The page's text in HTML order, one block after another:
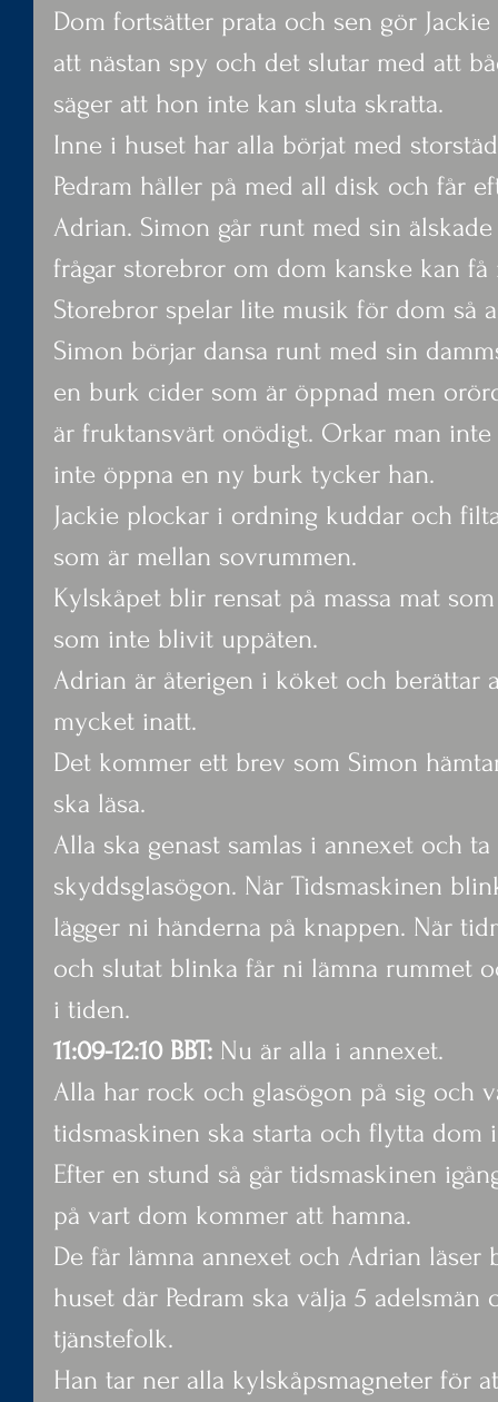
Dom fortsätter prata och sen gör
att nästan spy och det slutar med att
säger att hon inte kan sluta skratta.
Inne i huset har alla börjat med
Pedram håller på med all disk och får
Adrian. Simon går runt med sin
frågar storebror om dom kanske kan
Storebror spelar lite musik för dom så
Simon börjar dansa runt med sin
en burk cider som är öppnad men
är fruktansvärt onödigt. Orkar man
inte öppna en ny burk tycker han.
Jackie plockar i ordning kuddar och
som är mellan sovrummen.
Kylskåpet blir rensat på massa mat
som inte blivit uppäten.
Adrian är återigen i köket och berättar
mycket inatt.
Det kommer ett brev som Simon
ska läsa.
Alla ska genast samlas i annexet och
skyddsglasögon. När Tidsmaskinen
lägger ni händerna på knappen. När
och slutat blinka får ni lämna rummet
i tiden.
11:09-12:10 BBT: Nu är alla i annexet.
Alla har rock och glasögon på sig och
tidsmaskinen ska starta och flytta dom
Efter en stund så går tidsmaskinen
på vart dom kommer att hamna.
De får lämna annexet och Adrian
huset där Pedram ska välja 5
tjänstefolk.
Han tar ner alla kylskåpsmagneter för